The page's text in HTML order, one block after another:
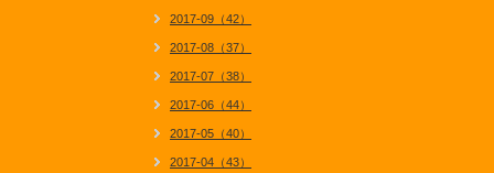
2017-09（42）
2017-08（37）
2017-07（38）
2017-06（44）
2017-05（40）
2017-04（43）